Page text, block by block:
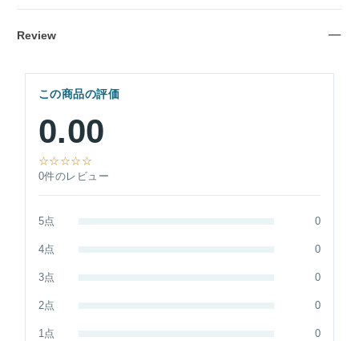
Review
この商品の評価
0.00
☆☆☆☆☆
0件のレビュー
5点 0
4点 0
3点 0
2点 0
1点 0